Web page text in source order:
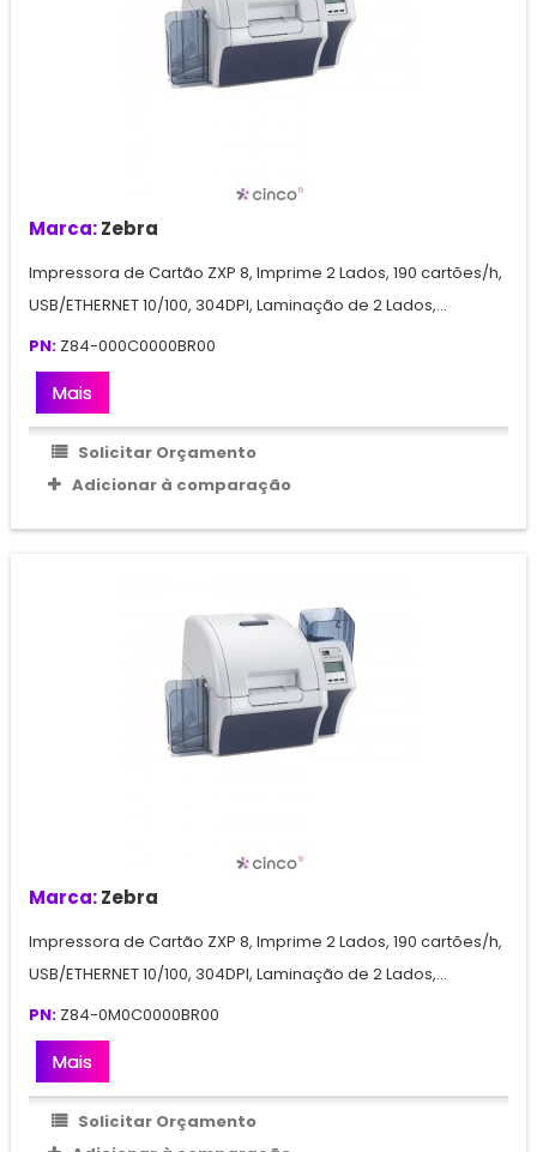
Marca:Zebra
Impressora de Cartão ZXP 8, Imprime 2 Lados, 190 cartões/h,
USB/ETHERNET 10/100, 304DPI, Laminação de 2 Lados,...
PN: Z84-000C0000BR00
Mais
Solicitar Orçamento
Adicionar à comparação
Marca:Zebra
Impressora de Cartão ZXP 8, Imprime 2 Lados, 190 cartões/h,
USB/ETHERNET 10/100, 304DPI, Laminação de 2 Lados,...
PN: Z84-0M0C0000BR00
Mais
Solicitar Orçamento